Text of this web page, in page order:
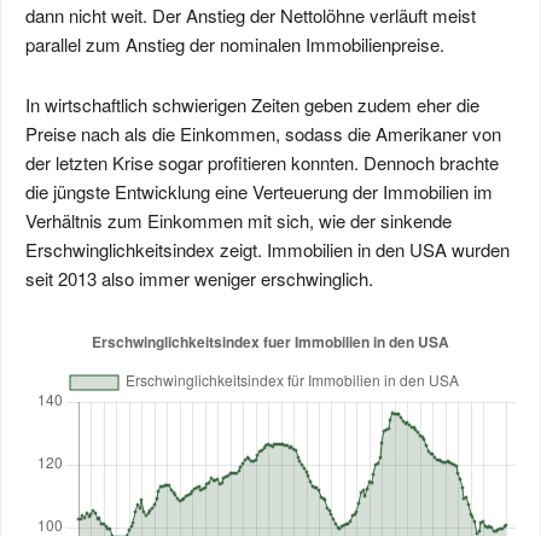
dann nicht weit. Der Anstieg der Nettolöhne verläuft meist
parallel zum Anstieg der nominalen Immobilienpreise.
In wirtschaftlich schwierigen Zeiten geben zudem eher die
Preise nach als die Einkommen, sodass die Amerikaner von
der letzten Krise sogar profitieren konnten. Dennoch brachte
die jüngste Entwicklung eine Verteuerung der Immobilien im
Verhältnis zum Einkommen mit sich, wie der sinkende
Erschwinglichkeitsindex zeigt. Immobilien in den USA wurden
seit 2013 also immer weniger erschwinglich.